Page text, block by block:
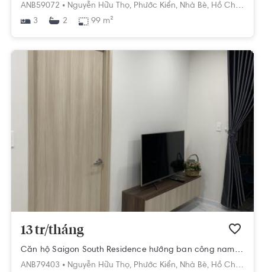
ANB59072 • Nguyễn Hữu Thọ, Phước Kiển, Nhà Bè, Hồ Chí Minh
3
2 99 m²
13 tr/tháng
Căn hộ Saigon South Residence hướng ban công nam nội thất cơ bản diện tích 65.3m²
ANB79403 • Nguyễn Hữu Thọ, Phước Kiển, Nhà Bè, Hồ Chí Minh